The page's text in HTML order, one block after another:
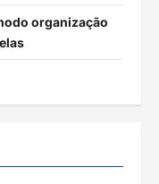
organização